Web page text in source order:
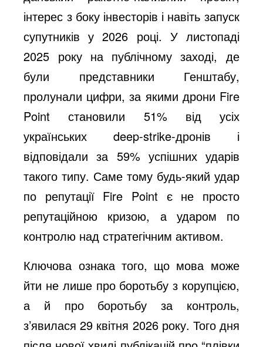
інтерес з боку інвесторів і навіть запуск
супутників у 2026 році. У листопаді
2025 року на публічному заході, де
були представники Генштабу,
пролунали цифри, за якими дрони Fire
Point становили 51% від усіх
українських deep-strike-дронів і
відповідали за 59% успішних ударів
такого типу. Саме тому будь-який удар
по репутації Fire Point є не просто
репутаційною кризою, а ударом по
контролю над стратегічним активом.
Ключова ознака того, що мова може
йти не лише про боротьбу з корупцією,
а й про боротьбу за контроль,
з’явилася 29 квітня 2026 року. Того дня